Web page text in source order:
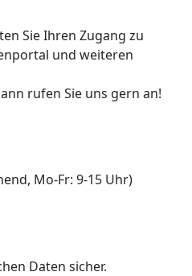
Sie Ihren Zugang zu
und weiteren
rufen Sie uns gern an!
Mo-Fr: 9-15 Uhr)
Daten sicher.